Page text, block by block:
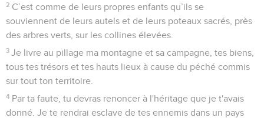
2 C’est comme de leurs propres enfants qu’ils se
souviennent de leurs autels et de leurs poteaux sacrés, près
des arbres verts, sur les collines élevées.
3 Je livre au pillage ma montagne et sa campagne, tes biens,
tous tes trésors et tes hauts lieux à cause du péché commis
sur tout ton territoire.
4 Par ta faute, tu devras renoncer à l'héritage que je t'avais
donné. Je te rendrai esclave de tes ennemis dans un pays